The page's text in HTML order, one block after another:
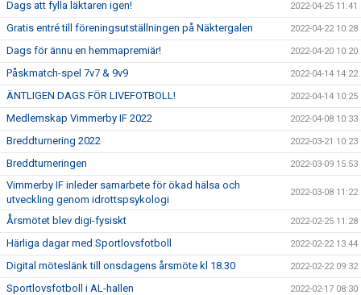
Dags att fylla läktaren igen! 2022-04-25 11:41
Gratis entré till föreningsutställningen på Näktergalen 2022-04-22 10:28
Dags för ännu en hemmapremiär! 2022-04-20 10:20
Påskmatch-spel 7v7 & 9v9 2022-04-14 14:22
ÄNTLIGEN DAGS FÖR LIVEFOTBOLL! 2022-04-14 10:25
Medlemskap Vimmerby IF 2022 2022-04-08 10:33
Breddturnering 2022 2022-03-21 10:23
Breddturneringen 2022-03-09 15:53
Vimmerby IF inleder samarbete för ökad hälsa och
utveckling genom idrottspsykologi
2022-03-08 11:22
Årsmötet blev digi-fysiskt 2022-02-25 11:28
Härliga dagar med Sportlovsfotboll 2022-02-22 13:44
Digital möteslänk till onsdagens årsmöte kl 18.30 2022-02-22 09:32
Sportlovsfotboll i AL-hallen 2022-02-17 08:30